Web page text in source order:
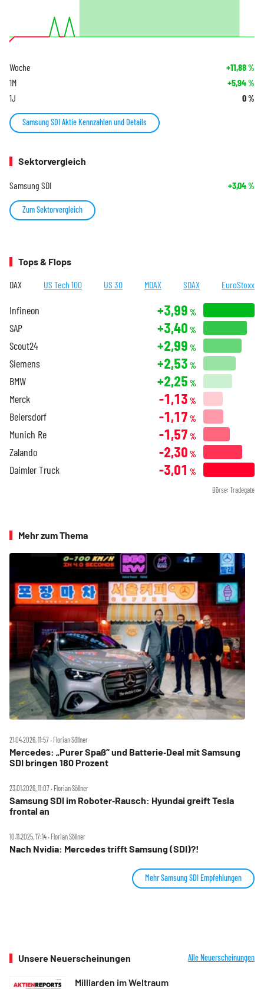
Woche +11,88%
1M +5,94%
1J 0%
Samsung SDI Aktie Kennzahlen und Details
Sektorvergleich
Samsung SDI +3,04%
Zum Sektorvergleich
Tops & Flops
DAX US Tech 100 US 30 MDAX SDAX EuroStoxx
Infineon +3,99 %
SAP +3,40 %
Scout24 +2,99 %
Siemens +2,53 %
BMW +2,25 %
Merck -1,13 %
Beiersdorf -1,17 %
Munich Re -1,57 %
Zalando -2,30 %
Daimler Truck -3,01 %
Börse: Tradegate
Mehr zum Thema
21.04.2026, 11:57 ‧ Florian Söllner
Mercedes: „Purer Spaß“ und Batterie‑Deal mit Samsung
SDI bringen 180 Prozent
23.01.2026, 11:07 ‧ Florian Söllner
Samsung SDI im Roboter‑Rausch: Hyundai greift Tesla
frontal an
10.11.2025, 17:14 ‧ Florian Söllner
Nach Nvidia: Mercedes trifft Samsung (SDI)?!
Mehr Samsung SDI Empfehlungen
Unsere Neuerscheinungen Alle Neuerscheinungen
Milliarden im Weltraum